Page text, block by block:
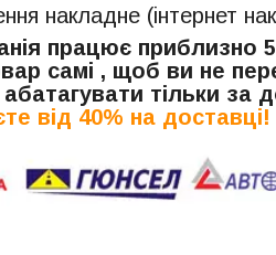
накладне (інтернет
працює приблизно
самі , щоб ви не
тільки за
від 40% на доставці!